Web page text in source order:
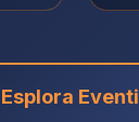
Esplora Eventi